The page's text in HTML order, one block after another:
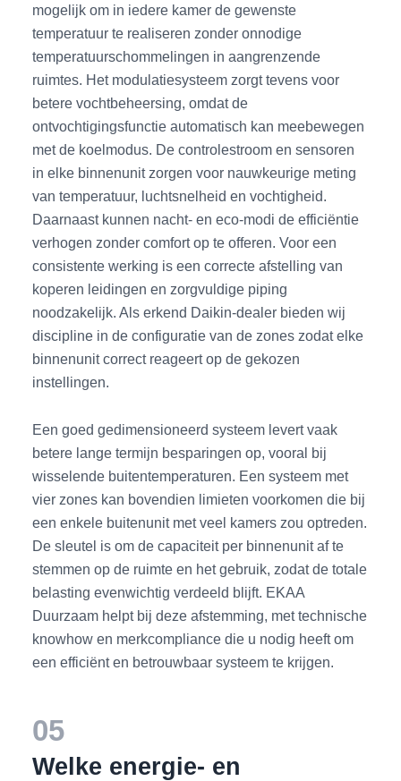
mogelijk om in iedere kamer de gewenste
temperatuur te realiseren zonder onnodige
temperatuurschommelingen in aangrenzende
ruimtes. Het modulatiesysteem zorgt tevens voor
betere vochtbeheersing, omdat de
ontvochtigingsfunctie automatisch kan meebewegen
met de koelmodus. De controlestroom en sensoren
in elke binnenunit zorgen voor nauwkeurige meting
van temperatuur, luchtsnelheid en vochtigheid.
Daarnaast kunnen nacht- en eco-modi de efficiëntie
verhogen zonder comfort op te offeren. Voor een
consistente werking is een correcte afstelling van
koperen leidingen en zorgvuldige piping
noodzakelijk. Als erkend Daikin-dealer bieden wij
discipline in de configuratie van de zones zodat elke
binnenunit correct reageert op de gekozen
instellingen.
Een goed gedimensioneerd systeem levert vaak
betere lange termijn besparingen op, vooral bij
wisselende buitentemperaturen. Een systeem met
vier zones kan bovendien limieten voorkomen die bij
een enkele buitenunit met veel kamers zou optreden.
De sleutel is om de capaciteit per binnenunit af te
stemmen op de ruimte en het gebruik, zodat de totale
belasting evenwichtig verdeeld blijft. EKAA
Duurzaam helpt bij deze afstemming, met technische
knowhow en merkcompliance die u nodig heeft om
een efficiënt en betrouwbaar systeem te krijgen.
05
Welke energie- en